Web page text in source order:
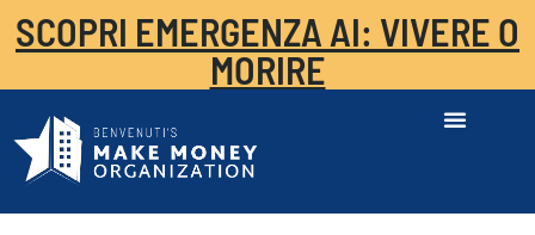
SCOPRI EMERGENZA AI: VIVERE O
MORIRE